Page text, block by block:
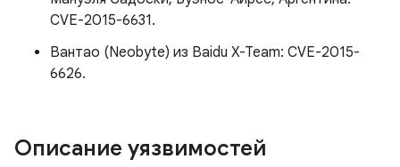
CVE-2015-6631.
Вантао (Neobyte) из Baidu X-Team: CVE-2015-
6626.
Описание уязвимостей